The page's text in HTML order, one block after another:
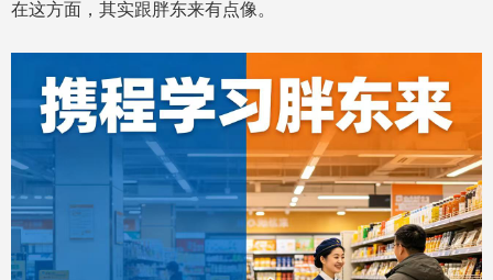
在这方面，其实跟胖东来有点像。